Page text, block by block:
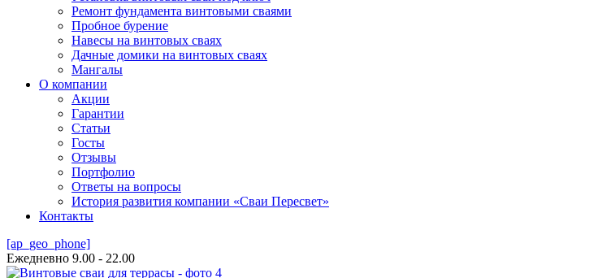
Ремонт фундамента винтовыми сваями
Пробное бурение
Навесы на винтовых сваях
Дачные домики на винтовых сваях
Мангалы
О компании
Акции
Гарантии
Статьи
Госты
Отзывы
Портфолио
Ответы на вопросы
История развития компании «Сваи Пересвет»
Контакты
[ap_geo_phone]
Ежедневно 9.00 - 22.00